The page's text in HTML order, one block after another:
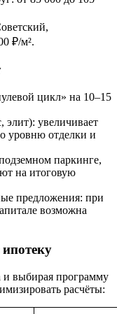
₽/м².
цикл» на 10–15
элит): увеличивает
уровню отделки и
паркинге,
на итоговую
предложения: при
возможна
и выбирая программу
расчёты: